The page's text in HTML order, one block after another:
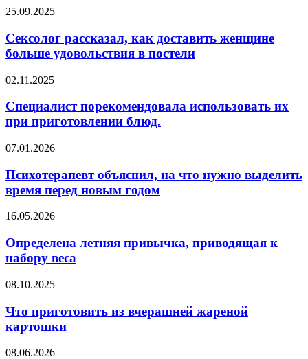
1980-
Сексолог
как
доставить
женщине
удовольствия
постели
25.09.2025
Сексолог рассказал, как доставить женщине
больше удовольствия в постели
Специалист
использовать
при
блюд.
02.11.2025
Специалист порекомендовала использовать их
при приготовлении блюд.
Психотерапевт
на
что
нужно
время
новым
годом
07.01.2026
Психотерапевт объяснил, на что нужно выделить
время перед новым годом
Определена
привычка,
приводящая
к
веса
16.05.2026
Определена летняя привычка, приводящая к
набору веса
Что
из
вчерашней
жареной
08.10.2025
Что приготовить из вчерашней жареной
картошки
Психолог
08.06.2026